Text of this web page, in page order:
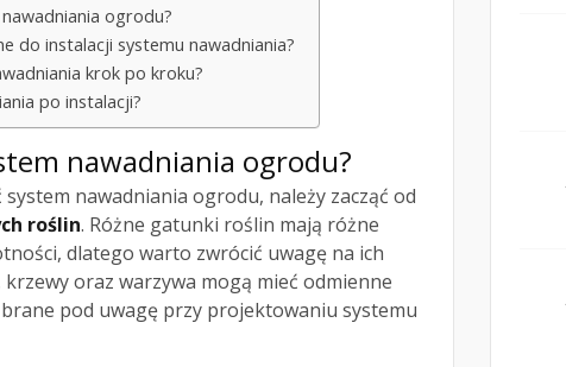
ogrodu?
do instalacji systemu nawadniania?
krok po kroku?
po instalacji?
nawadniania ogrodu?
nawadniania ogrodu, należy zacząć od
roślin. Różne gatunki roślin mają różne
dlatego warto zwrócić uwagę na ich
oraz warzywa mogą mieć odmienne
pod uwagę przy projektowaniu systemu